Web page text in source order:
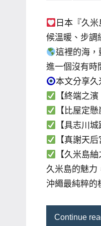
News
金
探
號
節
目
班
底、
外
景
節
目
日本『久
候溫暖、步調
這裡的海，
進一個沒有時
本文分享久
【終端之
【比屋定
【具志川
【真謝天后
【久米島
久米島的魅力
沖繩最純粹的
Continue